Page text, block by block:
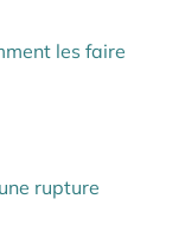
les faire
rupture